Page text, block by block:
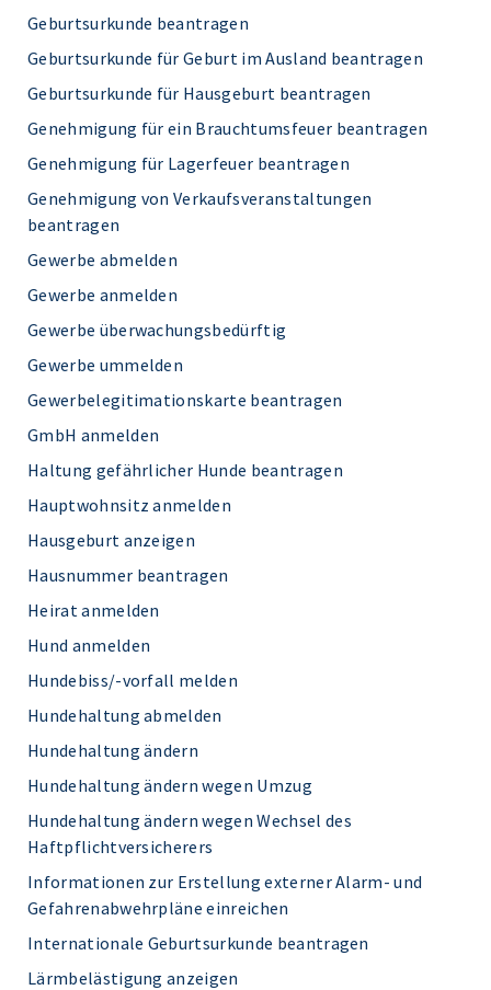
Geburtsurkunde beantragen
Geburtsurkunde für Geburt im Ausland beantragen
Geburtsurkunde für Hausgeburt beantragen
Genehmigung für ein Brauchtumsfeuer beantragen
Genehmigung für Lagerfeuer beantragen
Genehmigung von Verkaufsveranstaltungen
beantragen
Gewerbe abmelden
Gewerbe anmelden
Gewerbe überwachungsbedürftig
Gewerbe ummelden
Gewerbelegitimationskarte beantragen
GmbH anmelden
Haltung gefährlicher Hunde beantragen
Hauptwohnsitz anmelden
Hausgeburt anzeigen
Hausnummer beantragen
Heirat anmelden
Hund anmelden
Hundebiss/-vorfall melden
Hundehaltung abmelden
Hundehaltung ändern
Hundehaltung ändern wegen Umzug
Hundehaltung ändern wegen Wechsel des
Haftpflichtversicherers
Informationen zur Erstellung externer Alarm- und
Gefahrenabwehrpläne einreichen
Internationale Geburtsurkunde beantragen
Lärmbelästigung anzeigen